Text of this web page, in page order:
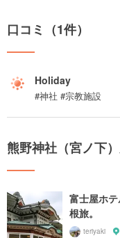
口コミ（1件）
Holiday
#神社 #宗教施設
熊野神社（宮ノ下
富士屋ホ
根旅。
teriyaki